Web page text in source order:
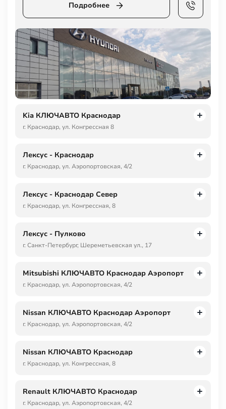
Подробнее
Kia КЛЮЧАВТО Краснодар
г. Краснодар, ул. Конгрессная 8
Лексус - Краснодар
г. Краснодар, ул. Аэропортовская, 4/2
Лексус - Краснодар Север
г. Краснодар, ул. Конгрессная, 8
Лексус - Пулково
г. Санкт-Петербург, Шереметьевская ул., 17
Mitsubishi КЛЮЧАВТО Краснодар Аэропорт
г. Краснодар, ул. Аэропортовская, 4/2
Nissan КЛЮЧАВТО Краснодар Аэропорт
г. Краснодар, ул. Аэропортовская, 4/2
Nissan КЛЮЧАВТО Краснодар
г. Краснодар, ул. Конгрессная, 8
Renault КЛЮЧАВТО Краснодар
г. Краснодар, ул. Аэропортовская, 4/2